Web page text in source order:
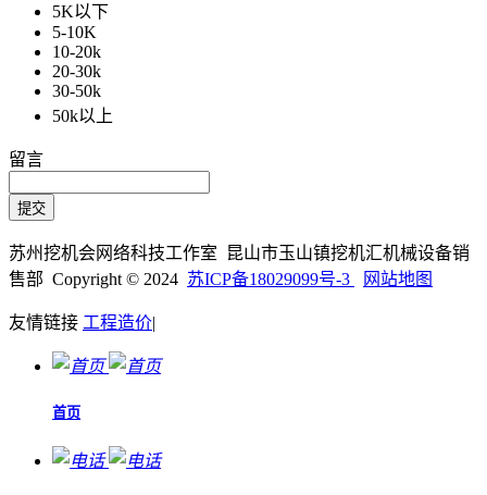
5K以下
5-10K
10-20k
20-30k
30-50k
50k以上
留言
苏州挖机会网络科技工作室 昆山市玉山镇挖机汇机械设备销
售部 Copyright © 2024 苏ICP备18029099号-3 网站地图
友情链接 工程造价|
首页